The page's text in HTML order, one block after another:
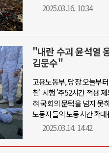
2025.03.16. 10:34
"내란 수괴 윤석열
김문수"
고용노동부, 당장 오늘부
침' 시행 '주52시간 적용
혀 국회의 문턱을 넘지 못
노동자들의 노동시간 확
2025.03.14. 14:42